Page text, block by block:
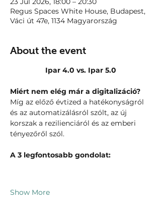
Regus Spaces White House, Budapest,
Váci út 47e, 1134 Magyarország
About the event
Ipar 4.0 vs. Ipar 5.0
Miért nem elég már a digitalizáció?
Míg az előző évtized a hatékonyságról
és az automatizálásról szólt, az új
korszak a rezilienciáról és az emberi
tényezőről szól.
A 3 legfontosabb gondolat:
Show More